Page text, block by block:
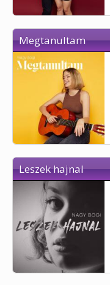
Megtanultam
Leszek hajnal